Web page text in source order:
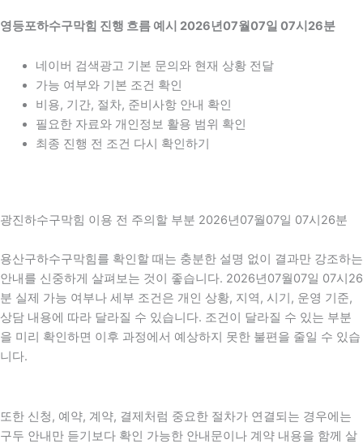
영등포하수구막힘 진행 흐름 예시 2026년07월07일 07시26분
네이버 검색광고 기본 문의와 현재 상황 전달
가능 여부와 기본 조건 확인
비용, 기간, 절차, 준비사항 안내 확인
필요한 자료와 개인정보 활용 범위 확인
최종 진행 전 조건 다시 확인하기
광진하수구막힘 이용 전 주의할 부분 2026년07월07일 07시26분
용산구하수구막힘를 확인할 때는 충분한 설명 없이 결과만 강조하는
안내를 신중하게 살펴보는 것이 좋습니다. 2026년07월07일 07시26
분 실제 가능 여부나 세부 조건은 개인 상황, 지역, 시기, 운영 기준,
상담 내용에 따라 달라질 수 있습니다. 조건이 달라질 수 있는 부분
을 미리 확인하면 이후 과정에서 예상하지 못한 불편을 줄일 수 있습
니다.
또한 신청, 예약, 계약, 결제처럼 중요한 절차가 연결되는 경우에는
구두 안내만 듣기보다 확인 가능한 안내문이나 계약 내용을 함께 살